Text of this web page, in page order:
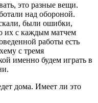
это разные вещи.
над обороной.
были ошибки,
их с каждым матчем
работы есть
с тремя
именно будем играть в
дома. Имеет ли это